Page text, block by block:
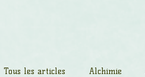
Tous les articles Alchimie